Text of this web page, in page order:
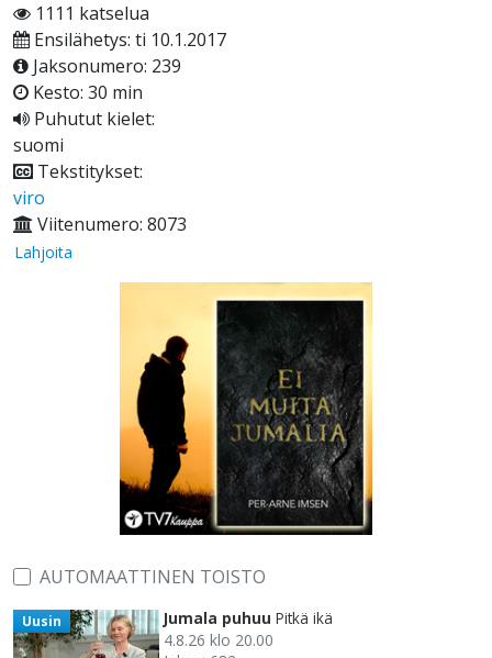
1111 katselua
Ensilähetys: ti 10.1.2017
Jaksonumero: 239
Kesto: 30 min
Puhutut kielet:
suomi
Tekstitykset:
viro
Viitenumero: 8073
Lahjoita
AUTOMAATTINEN TOISTO
Uusin Jumala puhuu Pitkä ikä
4.8.26 klo 20.00